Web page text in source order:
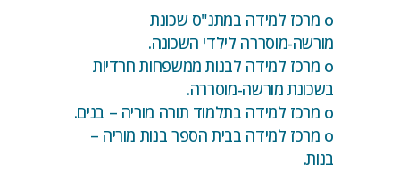
o מרכז למידה במתנ"ס שכונת
מורשה-מוסררה לילדי השכונה.
o מרכז למידה לבנות ממשפחות חרדיות
בשכונת מורשה-מוסררה.
o מרכז למידה בתלמוד תורה מוריה – בנים.
o מרכז למידה בבית הספר בנות מוריה –
בנות.